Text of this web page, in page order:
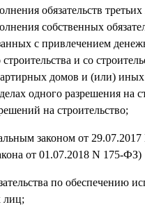
обязательств
собственных
с привлечением
и со
домов и (или) иных
одного разрешения на
на строительство;
законом от
от 01.07.2018 N 175-ФЗ)
по обеспечению
лиц;